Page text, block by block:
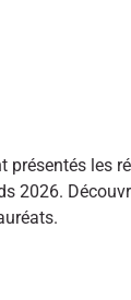
présentés les
2026.